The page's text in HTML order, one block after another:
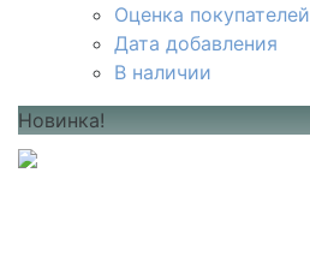
Оценка покупателей
Дата добавления
В наличии
Новинка!